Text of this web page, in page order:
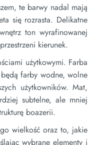
te barwy nadal mają
się rozrasta. Delikatne
ton wyrafinowanej
kierunek.
użytkowymi. Farba
farby wodne, wolne
użytkowników. Mat,
subtelne, ale mniej
boazerii.
wielkość oraz to, jakie
wybrane elementy i